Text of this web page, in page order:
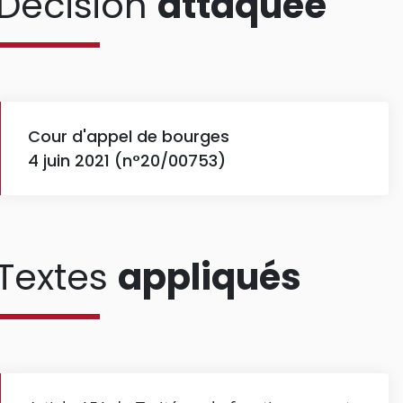
Cour d'appel de bourges
4 juin 2021 (n°20/00753)
appliqués